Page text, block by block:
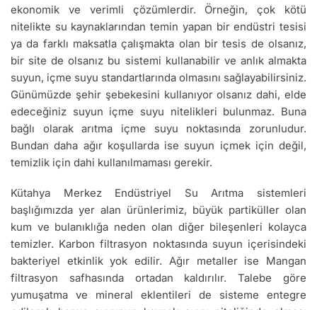
ekonomik ve verimli çözümlerdir. Örneğin, çok kötü
nitelikte su kaynaklarından temin yapan bir endüstri tesisi
ya da farklı maksatla çalışmakta olan bir tesis de olsanız,
bir site de olsanız bu sistemi kullanabilir ve anlık almakta
suyun, içme suyu standartlarında olmasını sağlayabilirsiniz.
Günümüzde şehir şebekesini kullanıyor olsanız dahi, elde
edeceğiniz suyun içme suyu nitelikleri bulunmaz. Buna
bağlı olarak arıtma içme suyu noktasında zorunludur.
Bundan daha ağır koşullarda ise suyun içmek için değil,
temizlik için dahi kullanılmaması gerekir.
Kütahya Merkez Endüstriyel Su Arıtma sistemleri
başlığımızda yer alan ürünlerimiz, büyük partiküller olan
kum ve bulanıklığa neden olan diğer bileşenleri kolayca
temizler. Karbon filtrasyon noktasında suyun içerisindeki
bakteriyel etkinlik yok edilir. Ağır metaller ise Mangan
filtrasyon safhasında ortadan kaldırılır. Talebe göre
yumuşatma ve mineral eklentileri de sisteme entegre